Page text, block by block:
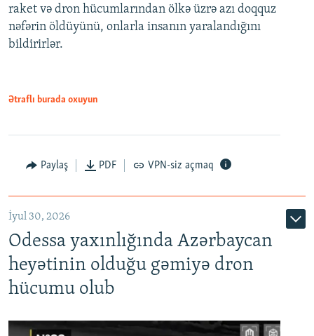
raket və dron hücumlarından ölkə üzrə azı doqquz
nəfərin öldüyünü, onlarla insanın yaralandığını
bildirirlər.
Ətraflı burada oxuyun
Paylaş PDF VPN-siz açmaq
İyul 30, 2026
Odessa yaxınlığında Azərbaycan
heyətinin olduğu gəmiyə dron
hücumu olub